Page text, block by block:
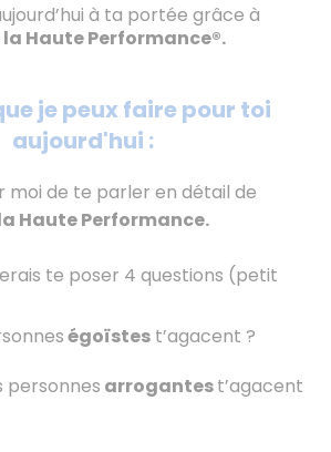
à ta portée grâce à
Haute Performance®.
je peux faire pour toi
aujourd'hui :
moi de te parler en détail de
Haute Performance.
te poser 4 questions (petit
égoïstes t’agacent ?
personnes arrogantest’agacent